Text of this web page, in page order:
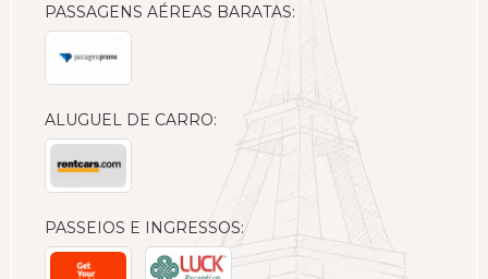
PASSAGENS AÉREAS BARATAS:
ALUGUEL DE CARRO:
PASSEIOS E INGRESSOS: